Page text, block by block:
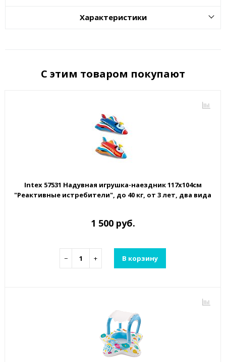
Характеристики
С этим товаром покупают
Intex 57531 Надувная игрушка-наездник 117х104см
"Реактивные истребители", до 40 кг, от 3 лет, два вида
1 500 руб.
− + В корзину